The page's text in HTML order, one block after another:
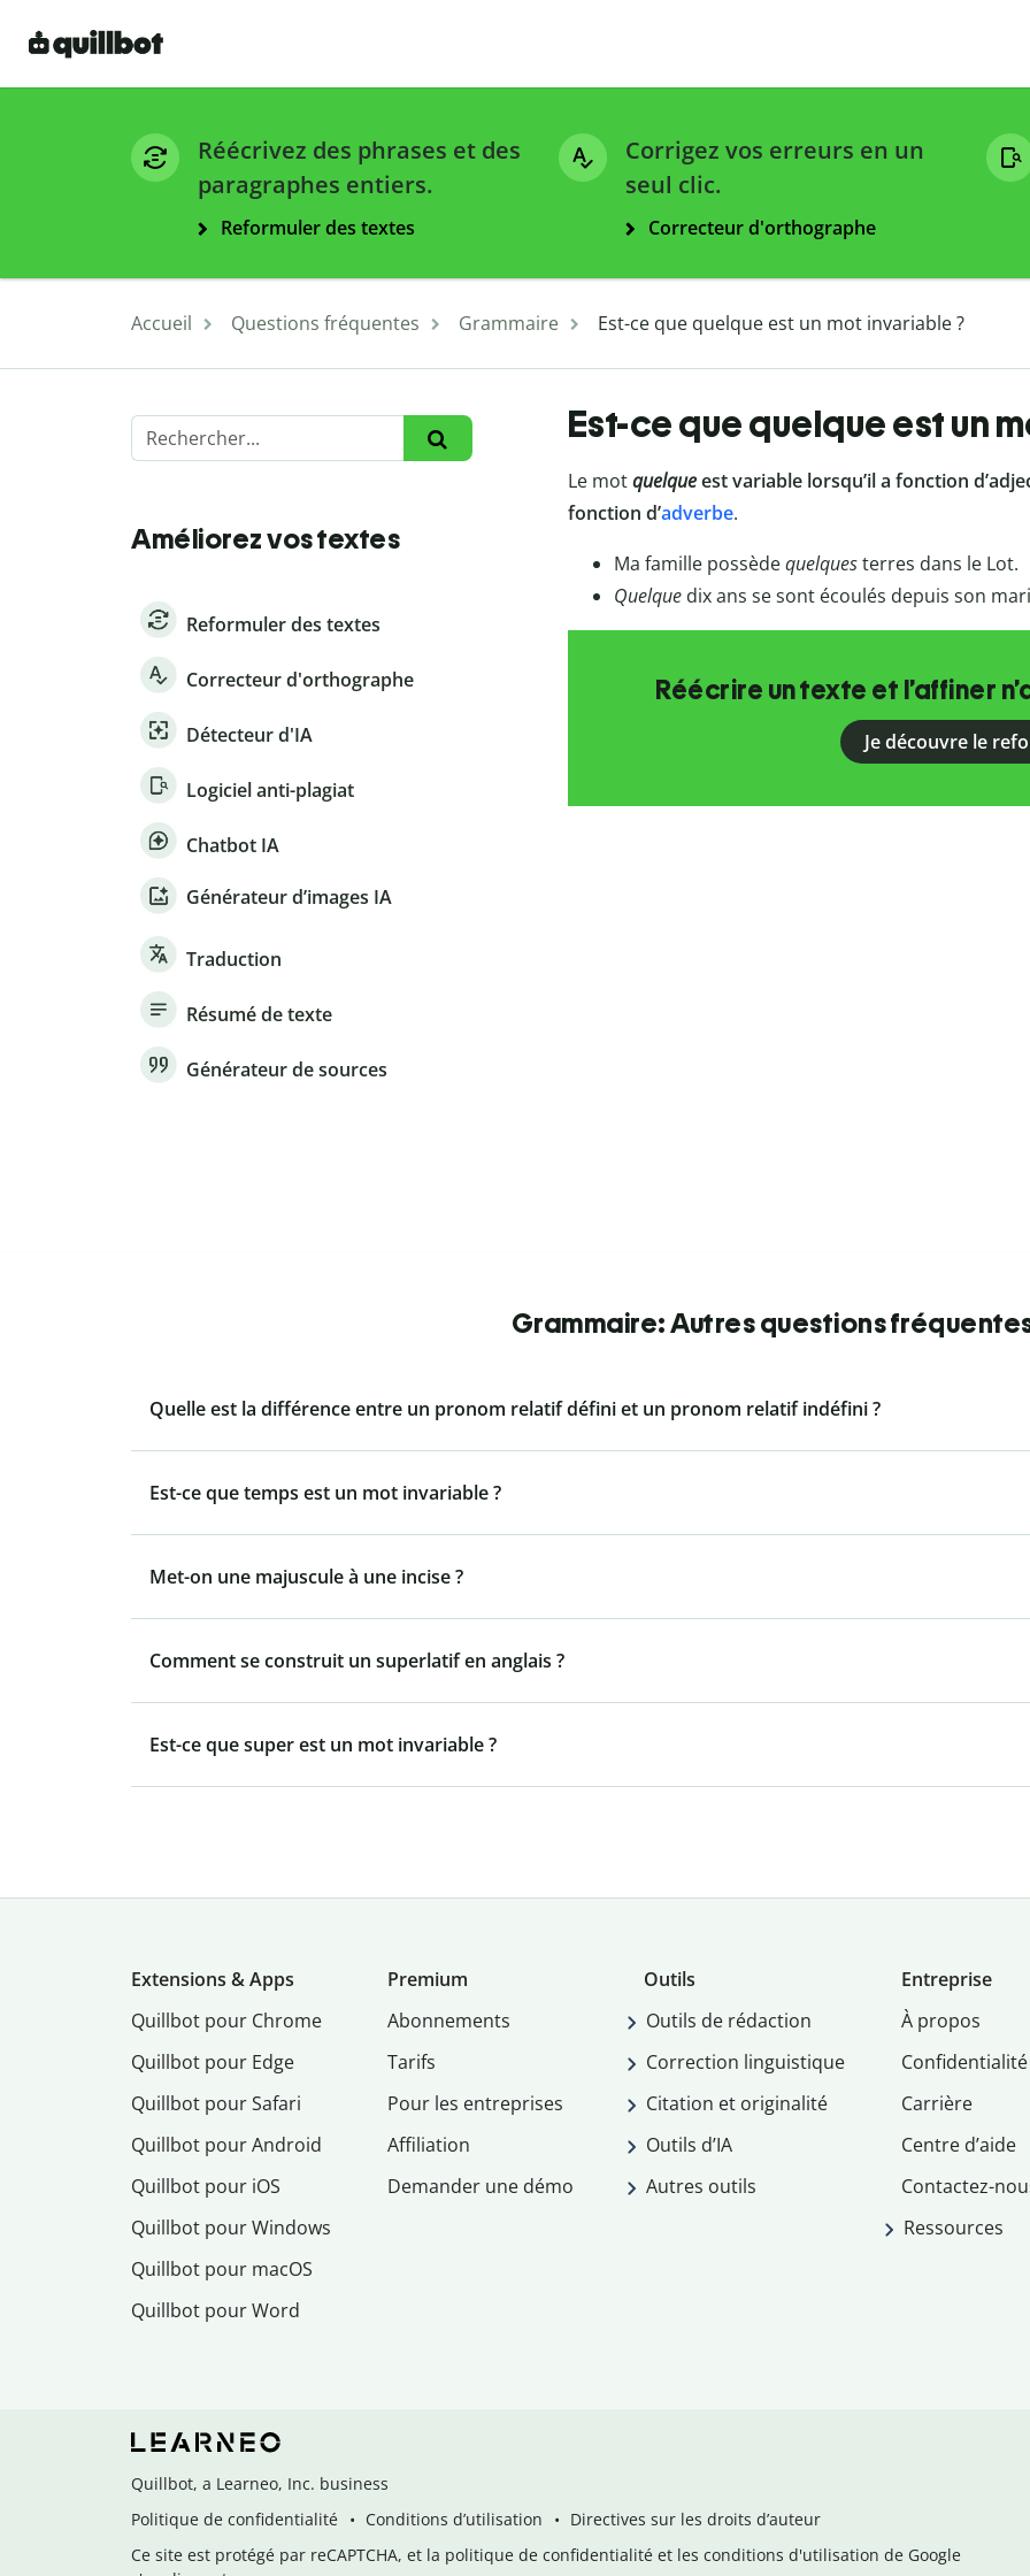
Réécrivez des phrases et des
paragraphes entiers.
Reformuler des textes
Corrigez vos erreurs en un
seul clic.
Correcteur d'orthographe
Accueil Questions fréquentes Grammaire Est-ce que quelque est un mot invariable ?
Améliorez vos textes
Reformuler des textes
Correcteur d'orthographe
Détecteur d'IA
Logiciel anti-plagiat
Chatbot IA
Générateur d’images IA
Traduction
Résumé de texte
Générateur de sources
Est-ce que quelque est un
Le motquelqueest variable lorsqu’il a fonction
fonction d’adverbe.
Ma famille possèdequelquesterres dans le Lot.
Quelquedix ans se sont écoulés depuis son
Réécrire un texte et l’affiner
Je découvre le
Grammaire: Autres questions
Quelle est la différence entre un pronom relatif défini et un pronom relatif indéfini ?
Est-ce que temps est un mot invariable ?
Met-on une majuscule à une incise ?
Comment se construit un superlatif en anglais ?
Est-ce que super est un mot invariable ?
Extensions & Apps
Quillbot pour Chrome
Quillbot pour Edge
Quillbot pour Safari
Quillbot pour Android
Quillbot pour iOS
Quillbot pour Windows
Quillbot pour macOS
Quillbot pour Word
Premium
Abonnements
Tarifs
Pour les entreprises
Affiliation
Demander une démo
Outils
Outils de rédaction
Correction linguistique
Citation et originalité
Outils d’IA
Autres outils
Entreprise
À propos
Confidentialité
Carrière
Centre d’aide
Contactez-
Ressources
Quillbot, a Learneo, Inc. business
Politique de confidentialité
Conditions d’utilisation
Directives sur les droits d’auteur
Ce site est protégé par reCAPTCHA, et la politique de confidentialité et les conditions d'utilisation de Google